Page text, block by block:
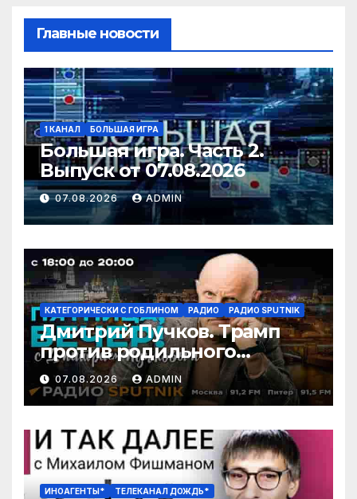
Главные новости
1 КАНАЛ БОЛЬШАЯ ИГРА
Большая игра. Часть 2.
Выпуск от 07.08.2026
07.08.2026 ADMIN
КАТЕГОРИЧЕСКИ С ГОБЛИНОМ РАДИО РАДИО SPUTNIK
Дмитрий Пучков. Трамп
против родильного
туризма, безработица из-за
ИИ
07.08.2026 ADMIN
ИНОАГЕНТЫ* ТЕЛЕКАНАЛ ДОЖДЬ*